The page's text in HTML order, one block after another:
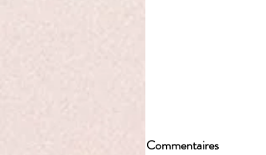
Commentaires